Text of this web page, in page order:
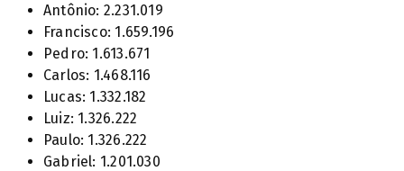
Antônio: 2.231.019
Francisco: 1.659.196
Pedro: 1.613.671
Carlos: 1.468.116
Lucas: 1.332.182
Luiz: 1.326.222
Paulo: 1.326.222
Gabriel: 1.201.030